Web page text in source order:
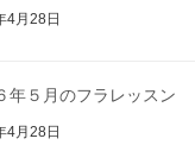
4月28日
年５月のフラレッスン
4月28日